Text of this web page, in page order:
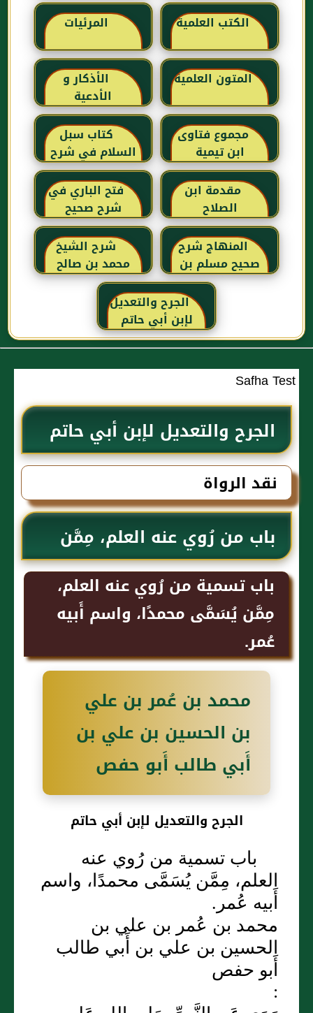
الكتب العلمية المرئيات
المتون العلمية
الأذكار و
الأدعية
مجموع فتاوى
ابن تيمية
كتاب سبل
السلام في شرح
بلوغ المرام للإمام
الصنعاني رحمه
الله
مقدمة ابن
الصلاح
فتح الباري في
شرح صحيح
البخاري للحافظ
ابن حجر
العسقلاني
المنهاج شرح
صحيح مسلم بن
الحجاج
شرح الشيخ
محمد بن صالح
العثيمين لكتاب
رياض الصالحين
للإمام النووي
رحمهم الله تعالى
الجرح والتعديل
لإبن أبي حاتم
Safha Test
الجرح والتعديل لإبن أبي حاتم
نقد الرواة
باب من رُوي عنه العلم، مِمَّن
يُسَمَّى محمد بن سلمة.
باب تسمية من رُوي عنه العلم،
مِمَّن يُسَمَّى محمدًا، واسم أَبيه
عُمر.
محمد بن عُمر بن علي
بن الحسين بن علي بن
أَبي طالب أَبو حفص
الجرح والتعديل لإبن أبي حاتم
باب تسمية من رُوي عنه
العلم، مِمَّن يُسَمَّى محمدًا، واسم
أَبيه عُمر.
محمد بن عُمر بن علي بن
الحسين بن علي بن أَبي طالب
أَبو حفص
: